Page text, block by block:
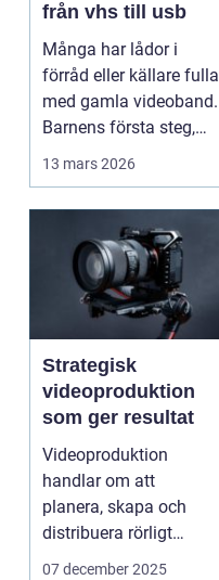
från vhs till usb
Många har lådor i
förråd eller källare fulla
med gamla videoband.
Barnens första steg,
släktkalas, s...
13 mars 2026
Strategisk
videoproduktion
som ger resultat
Videoproduktion
handlar om att
planera, skapa och
distribuera rörligt
innehåll som fö...
07 december 2025